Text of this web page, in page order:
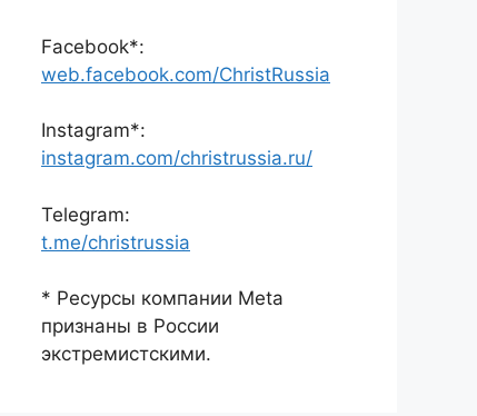
Facebook*:
web.facebook.com/ChristRussia
Instagram*:
instagram.com/christrussia.ru/
Telegram:
t.me/christrussia
* Ресурсы компании Meta
признаны в России
экстремистскими.